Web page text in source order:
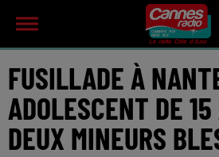
FUSILLADE À
ADOLESCENT DE
DEUX MINEURS